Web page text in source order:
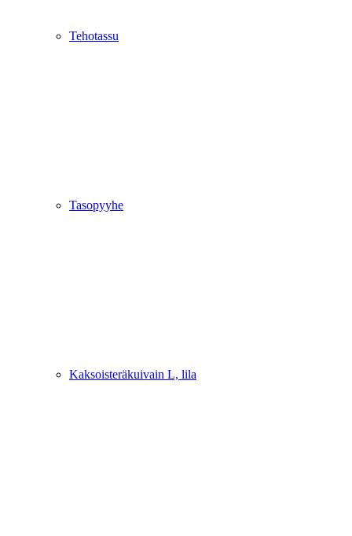
Tehotassu
Tasopyyhe
Kaksoisteräkuivain L, lila